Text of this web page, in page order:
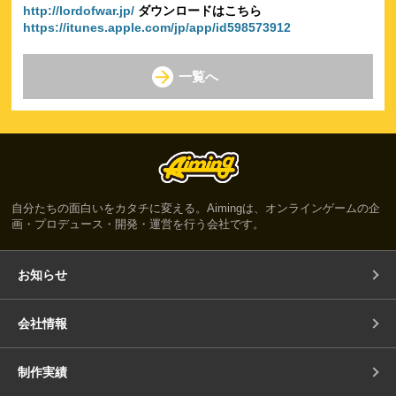
http://lordofwar.jp/ ダウンロードはこちら
https://itunes.apple.com/jp/app/id598573912
一覧へ
自分たちの面白いをカタチに変える。Aimingは、オンラインゲームの企
画・プロデュース・開発・運営を行う会社です。
お知らせ
会社情報
制作実績